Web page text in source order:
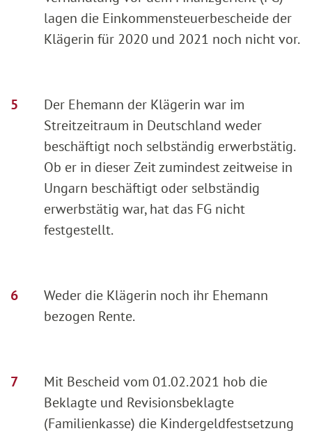
lagen die Einkommensteuerbescheide der
Klägerin für 2020 und 2021 noch nicht vor.
Der Ehemann der Klägerin war im
Streitzeitraum in Deutschland weder
beschäftigt noch selbständig erwerbstätig.
Ob er in dieser Zeit zumindest zeitweise in
Ungarn beschäftigt oder selbständig
erwerbstätig war, hat das FG nicht
festgestellt.
Weder die Klägerin noch ihr Ehemann
bezogen Rente.
Mit Bescheid vom 01.02.2021 hob die
Beklagte und Revisionsbeklagte
(Familienkasse) die Kindergeldfestsetzung